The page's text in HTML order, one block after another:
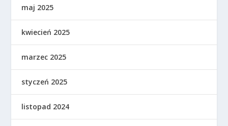
maj 2025
kwiecień 2025
marzec 2025
styczeń 2025
listopad 2024